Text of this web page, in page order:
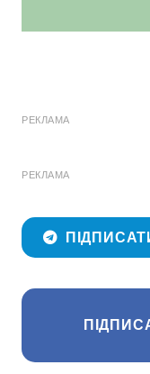
РЕКЛАМА
РЕКЛАМА